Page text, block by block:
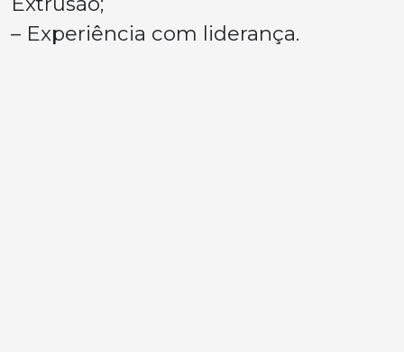
– Experiência com liderança.